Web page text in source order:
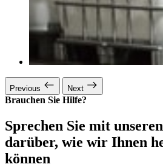
Previous Next
Brauchen Sie Hilfe?
Sprechen Sie mit
darüber, wie wir Ihnen
können